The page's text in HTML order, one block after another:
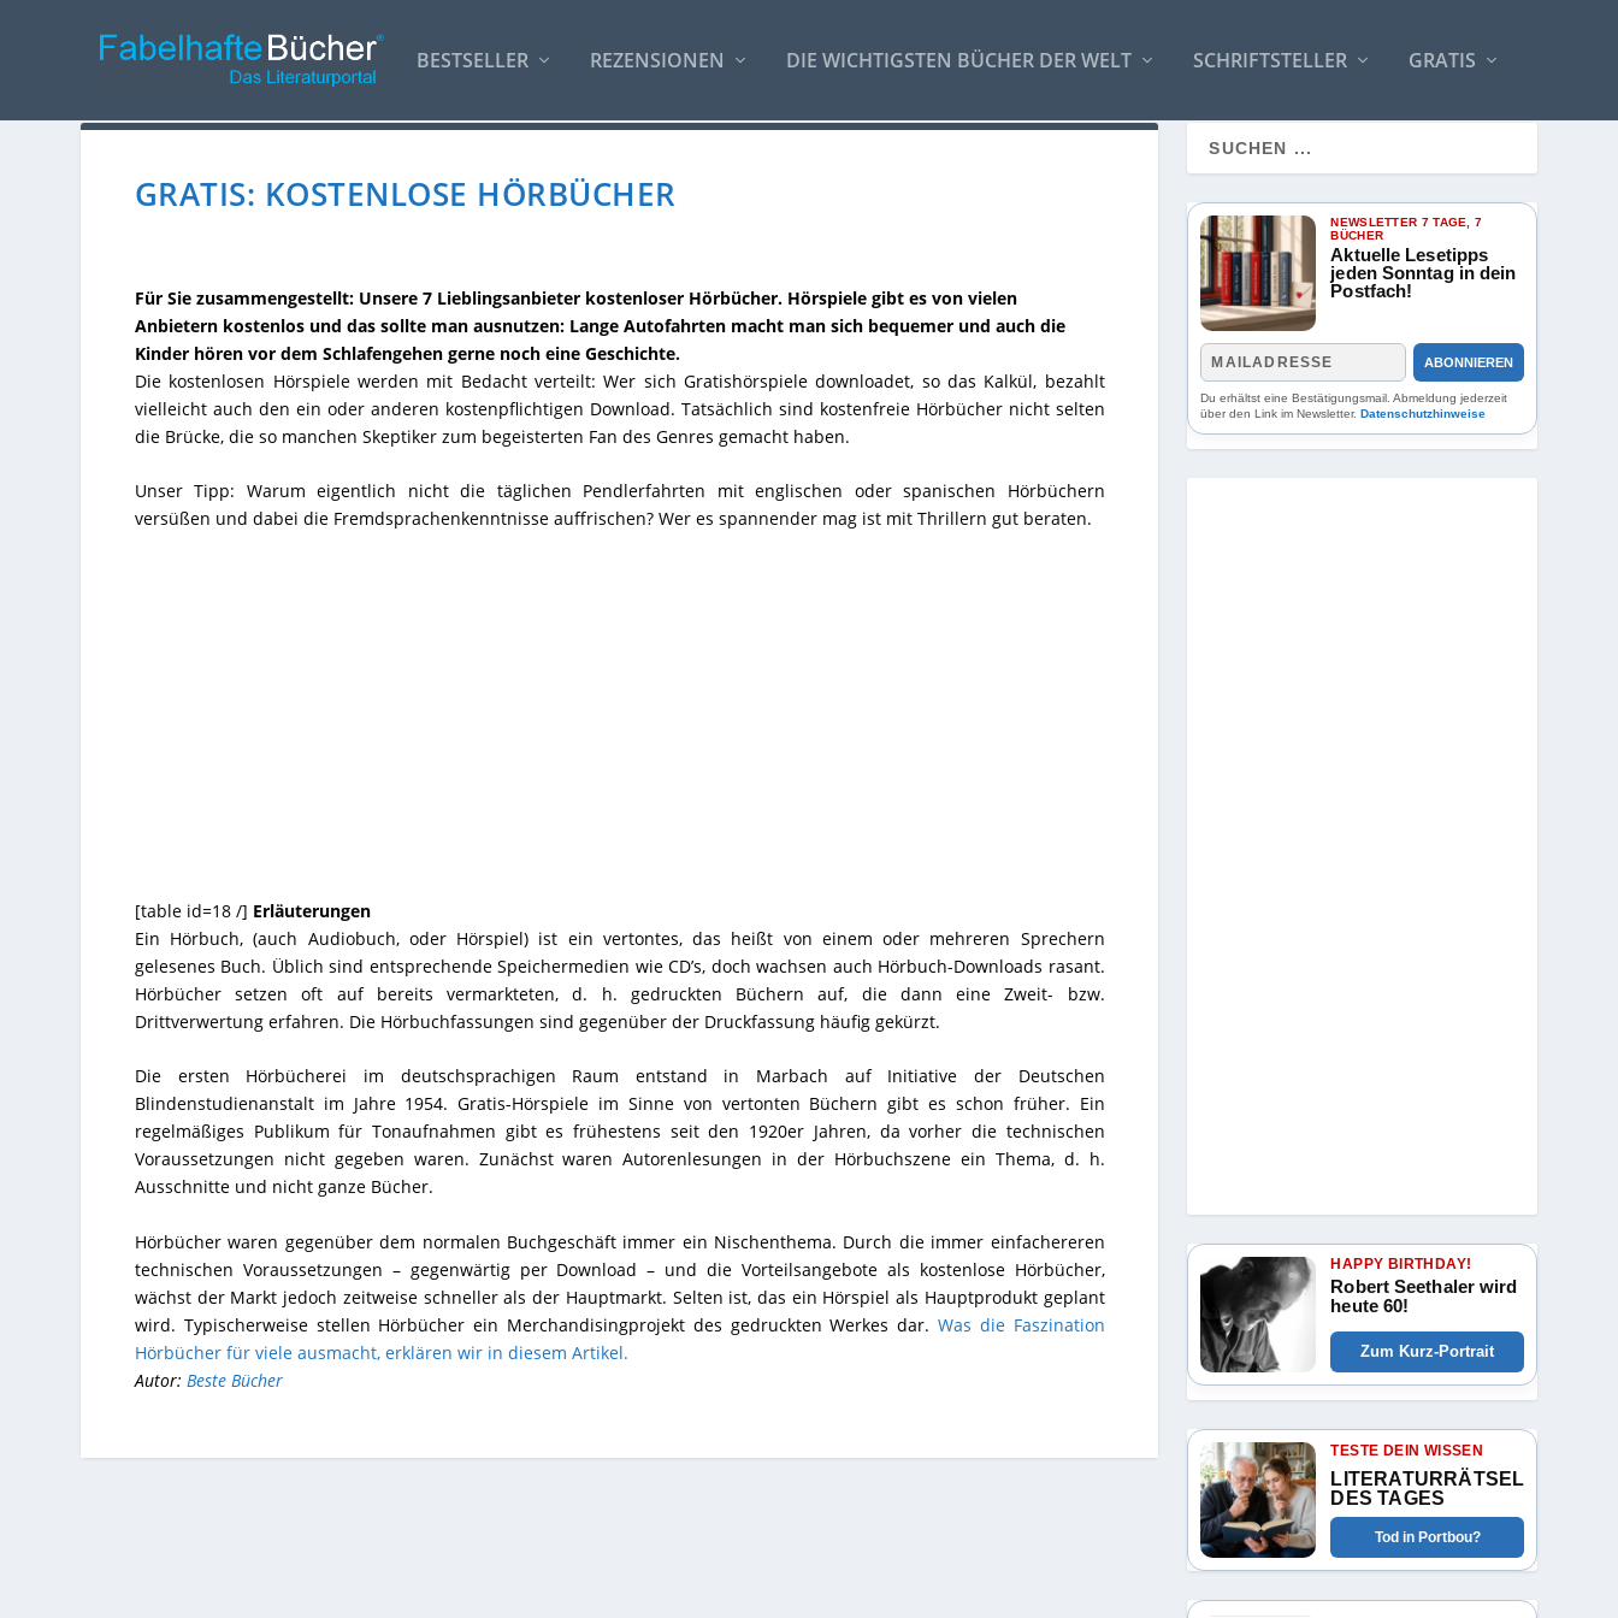
BESTSELLER REZENSIONEN DIE WICHTIGSTEN BÜCHER DER WELT SCHRIFTSTELLER GRATIS
GRATIS: KOSTENLOSE HÖRBÜCHER
Für Sie zusammengestellt: Unsere 7 Lieblingsanbieter kostenloser Hörbücher. Hörspiele gibt es von vielen
Anbietern kostenlos und das sollte man ausnutzen: Lange Autofahrten macht man sich bequemer und auch die
Kinder hören vor dem Schlafengehen gerne noch eine Geschichte.
Die kostenlosen Hörspiele werden mit Bedacht verteilt: Wer sich Gratishörspiele downloadet, so das Kalkül, bezahlt
vielleicht auch den ein oder anderen kostenpflichtigen Download. Tatsächlich sind kostenfreie Hörbücher nicht selten
die Brücke, die so manchen Skeptiker zum begeisterten Fan des Genres gemacht haben.
Unser Tipp: Warum eigentlich nicht die täglichen Pendlerfahrten mit englischen oder spanischen Hörbüchern
versüßen und dabei die Fremdsprachenkenntnisse auffrischen? Wer es spannender mag ist mit Thrillern gut beraten.
[table id=18 /] Erläuterungen
Ein Hörbuch, (auch Audiobuch, oder Hörspiel) ist ein vertontes, das heißt von einem oder mehreren Sprechern
gelesenes Buch. Üblich sind entsprechende Speichermedien wie CD’s, doch wachsen auch Hörbuch-Downloads rasant.
Hörbücher setzen oft auf bereits vermarkteten, d. h. gedruckten Büchern auf, die dann eine Zweit- bzw.
Drittverwertung erfahren. Die Hörbuchfassungen sind gegenüber der Druckfassung häufig gekürzt.
Die ersten Hörbücherei im deutschsprachigen Raum entstand in Marbach auf Initiative der Deutschen
Blindenstudienanstalt im Jahre 1954. Gratis-Hörspiele im Sinne von vertonten Büchern gibt es schon früher. Ein
regelmäßiges Publikum für Tonaufnahmen gibt es frühestens seit den 1920er Jahren, da vorher die technischen
Voraussetzungen nicht gegeben waren. Zunächst waren Autorenlesungen in der Hörbuchszene ein Thema, d. h.
Ausschnitte und nicht ganze Bücher.
Hörbücher waren gegenüber dem normalen Buchgeschäft immer ein Nischenthema. Durch die immer einfachereren
technischen Voraussetzungen – gegenwärtig per Download – und die Vorteilsangebote als kostenlose Hörbücher,
wächst der Markt jedoch zeitweise schneller als der Hauptmarkt. Selten ist, das ein Hörspiel als Hauptprodukt geplant
wird. Typischerweise stellen Hörbücher ein Merchandisingprojekt des gedruckten Werkes dar.Was die Faszination
Hörbücher für viele ausmacht, erklären wir in diesem Artikel.
Autor: Beste Bücher
NEWSLETTER 7 TAGE, 7
BÜCHER
Aktuelle Lesetipps
jeden Sonntag in dein
Postfach!
ABONNIEREN
Du erhältst eine Bestätigungsmail. Abmeldung jederzeit
über den Link im Newsletter.Datenschutzhinweise
HAPPY BIRTHDAY!
Robert Seethaler wird
heute 60!
Zum Kurz-Portrait
TESTE DEIN WISSEN
LITERATURRÄTSEL
DES TAGES
Tod in Portbou?